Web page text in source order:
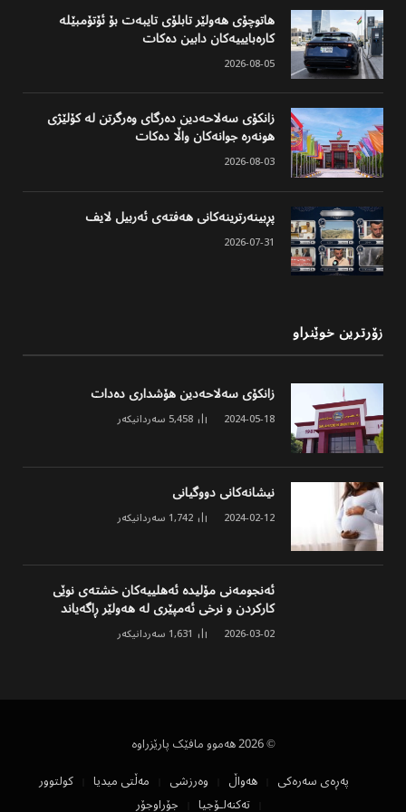
هاتوچۆی هەولێر تابلۆی تایبەت بۆ ئۆتۆمبێلە
کارەبایییەکان دابین دەکات
2026-08-05
زانکۆی سەلاحەدین دەرگای وەرگرتن لە کۆلێژی
هونەرە جوانەکان واڵا دەکات
2026-08-03
پڕبینەرترینەکانی هەفتەی ئەربیل لایف
2026-07-31
زۆرترین خوێنراو
زانکۆی سەلاحەدین هۆشداری دەدات
2024-05-18
5,458 سەردانیکەر
نیشانەکانی دووگیانی
2024-02-12
1,742 سەردانیکەر
ئەنجومەنی مۆلیدە ئەهلییەکان خشتەی نوێی
کارکردن و نرخی ئەمپێری لە هەولێر ڕاگەیاند
2026-03-02
1,631 سەردانیکەر
© 2026 هەموو مافێک پارێزراوە
پەڕەی سەرەکی
هەواڵ وەرزشی مەڵتی میدیا
کولتوور
تەکنەلۆجیا
جۆراوجۆر